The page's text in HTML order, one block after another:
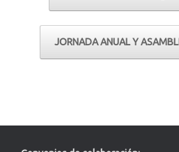
JORNADA ANUAL Y